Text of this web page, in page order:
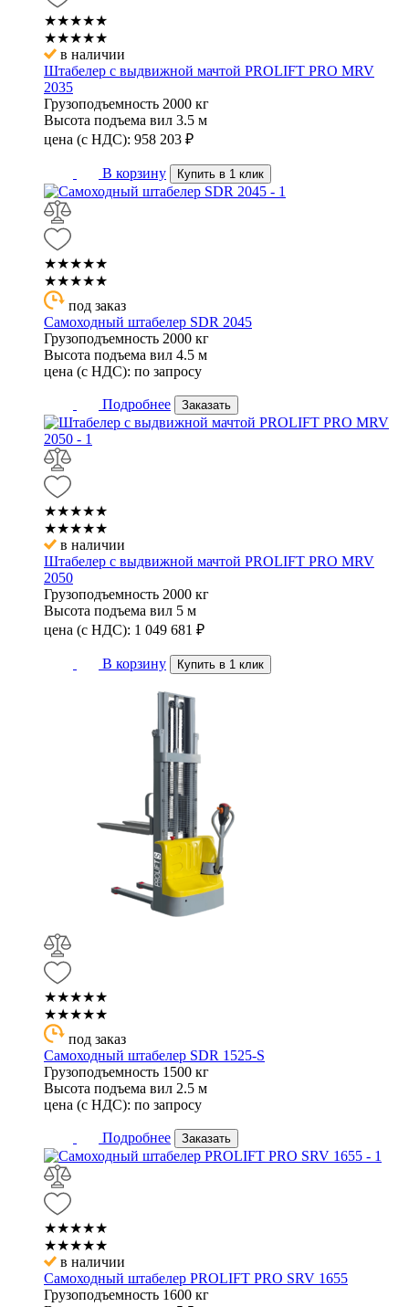
★★★★★
★★★★★
в наличии
Штабелер с выдвижной мачтой PROLIFT PRO MRV
2035
Грузоподъемность 2000 кг
Высота подъема вил 3.5 м
цена (с НДС): 958 203 ₽
В корзину Купить в 1 клик
★★★★★
★★★★★
под заказ
Самоходный штабелер SDR 2045
Грузоподъемность 2000 кг
Высота подъема вил 4.5 м
цена (с НДС): по запросу
Подробнее Заказать
★★★★★
★★★★★
в наличии
Штабелер с выдвижной мачтой PROLIFT PRO MRV
2050
Грузоподъемность 2000 кг
Высота подъема вил 5 м
цена (с НДС): 1 049 681 ₽
В корзину Купить в 1 клик
★★★★★
★★★★★
под заказ
Самоходный штабелер SDR 1525-S
Грузоподъемность 1500 кг
Высота подъема вил 2.5 м
цена (с НДС): по запросу
Подробнее Заказать
★★★★★
★★★★★
в наличии
Самоходный штабелер PROLIFT PRO SRV 1655
Грузоподъемность 1600 кг